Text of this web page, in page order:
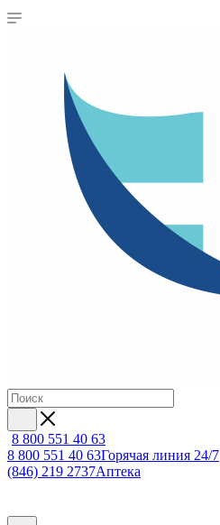
8 800 551 40 63
8 800 551 40 63Горячая линия 24/7
(846) 219 2737Аптека